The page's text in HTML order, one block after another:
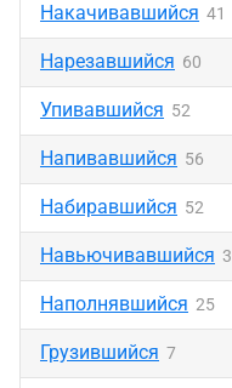
Накачивавшийся 41
Нарезавшийся 60
Упивавшийся 52
Напивавшийся 56
Набиравшийся 52
Навьючивавшийся 3
Наполнявшийся 25
Грузившийся 7